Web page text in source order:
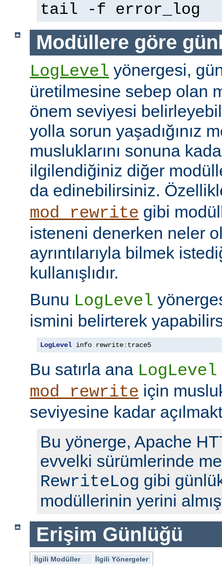
tail -f error_log
Modüllere göre
LogLevel yönergesi,
üretilmesine sebep olan
önem seviyesi
yolla sorun yaşadığınız
musluklarını sonuna
ilgilendiğiniz diğer
da edinebilirsiniz.
mod_rewrite gibi
isteneni denerken neler
ayrıntılarıyla bilmek
kullanışlıdır.
Bunu LogLevel
ismini belirterek
LogLevel info rewrite: trace5
Bu satırla ana LogLevel
mod_rewrite için
seviyesine kadar
Bu yönerge, Apache
evvelki sürümlerinde
RewriteLog gibi
modüllerinin yerini
Erişim Günlüğü
İlgili Modüller
İlgili Yönergeler